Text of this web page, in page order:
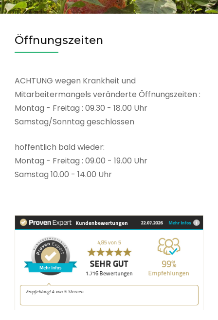
Öffnungszeiten
ACHTUNG wegen Krankheit und
Mitarbeitermangels veränderte Öffnungszeiten :
Montag - Freitag : 09.30 - 18.00 Uhr
Samstag/Sonntag geschlossen
hoffentlich bald wieder:
Montag - Freitag : 09.00 - 19.00 Uhr
Samstag 10.00 - 14.00 Uhr